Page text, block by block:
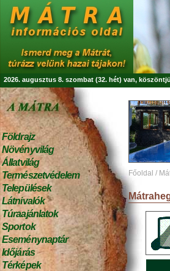
2026. augusztus 8. szombat (32. hét) van,
Földrajz
Növényvilág
Állatvilág
Természetvédelem
Települések
Látnivalók
Túraajánlatok
Sportok
Eseménynaptár
Időjárás
Térképek
Főoldal /